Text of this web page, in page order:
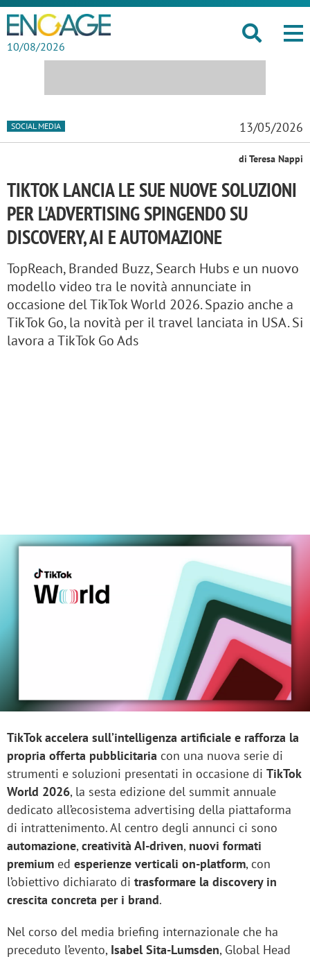
10/08/2026
SOCIAL MEDIA 13/05/2026
di Teresa Nappi
TIKTOK LANCIA LE SUE NUOVE SOLUZIONI
PER L'ADVERTISING SPINGENDO SU
DISCOVERY, AI E AUTOMAZIONE
TopReach, Branded Buzz, Search Hubs e un nuovo
modello video tra le novità annunciate in
occasione del TikTok World 2026. Spazio anche a
TikTok Go, la novità per il travel lanciata in USA. Si
lavora a TikTok Go Ads
TikTok accelera sull’intelligenza artificiale e rafforza la
propria offerta pubblicitaria con una nuova serie di
strumenti e soluzioni presentati in occasione di TikTok
World 2026, la sesta edizione del summit annuale
dedicato all’ecosistema advertising della piattaforma
di intrattenimento. Al centro degli annunci ci sono
automazione,creatività AI-driven, nuovi formati
premium ed esperienze verticali on-platform, con
l’obiettivo dichiarato di trasformare la discovery in
crescita concreta per i brand.
Nel corso del media briefing internazionale che ha
preceduto l’evento, Isabel Sita-Lumsden, Global Head